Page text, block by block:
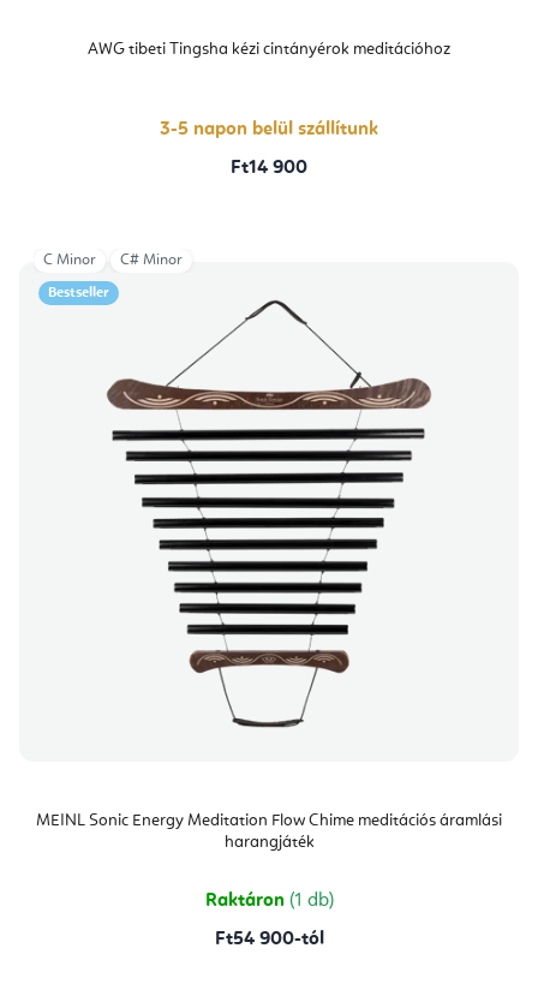
AWG tibeti Tingsha kézi cintányérok meditációhoz
3-5 napon belül szállítunk
Ft14 900
Bestseller
MEINL Sonic Energy Meditation Flow Chime meditációs áramlási
harangjáték
Raktáron (1 db)
Ft54 900-tól
C Minor C# Minor